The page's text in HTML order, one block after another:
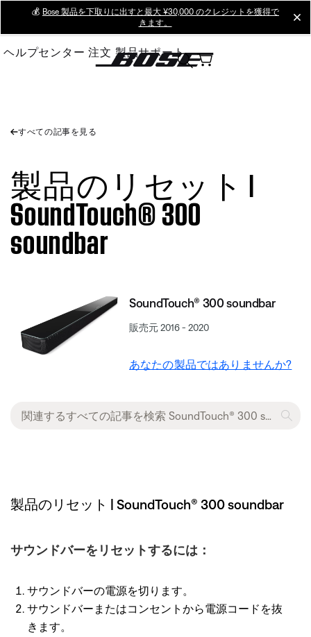
Main
💰 Bose 製品を下取りに出すと最大 ¥30,000 のクレジットを獲得で
きます。
ヘルプセンター 注文 製品サポート
すべての記事を見る
製品のリセット |
SoundTouch® 300
soundbar
SoundTouch® 300 soundbar
販売元 2016 - 2020
あなたの製品ではありませんか?
製品のリセット | SoundTouch® 300 soundbar
サウンドバーをリセットするには：
サウンドバーの電源を切ります。
サウンドバーまたはコンセントから電源コードを抜
きます。